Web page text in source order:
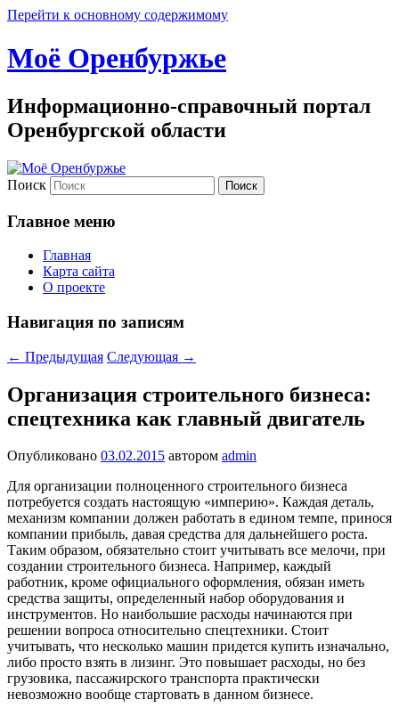
Перейти к основному содержимому
Моё Оренбуржье
Информационно-справочный портал
Оренбургской области
Поиск
Главное меню
Главная
Карта сайта
О проекте
Навигация по записям
← Предыдущая Следующая →
Организация строительного бизнеса:
спецтехника как главный двигатель
Опубликовано 03.02.2015 автором admin
Для организации полноценного строительного бизнеса
потребуется создать настоящую «империю». Каждая деталь,
механизм компании должен работать в едином темпе, принося
компании прибыль, давая средства для дальнейшего роста.
Таким образом, обязательно стоит учитывать все мелочи, при
создании строительного бизнеса. Например, каждый
работник, кроме официального оформления, обязан иметь
средства защиты, определенный набор оборудования и
инструментов. Но наибольшие расходы начинаются при
решении вопроса относительно спецтехники. Стоит
учитывать, что несколько машин придется купить изначально,
либо просто взять в лизинг. Это повышает расходы, но без
грузовика, пассажирского транспорта практически
невозможно вообще стартовать в данном бизнесе.